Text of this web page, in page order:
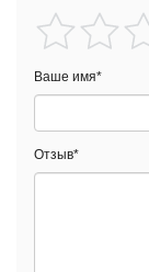
Ваше имя*
Отзыв*